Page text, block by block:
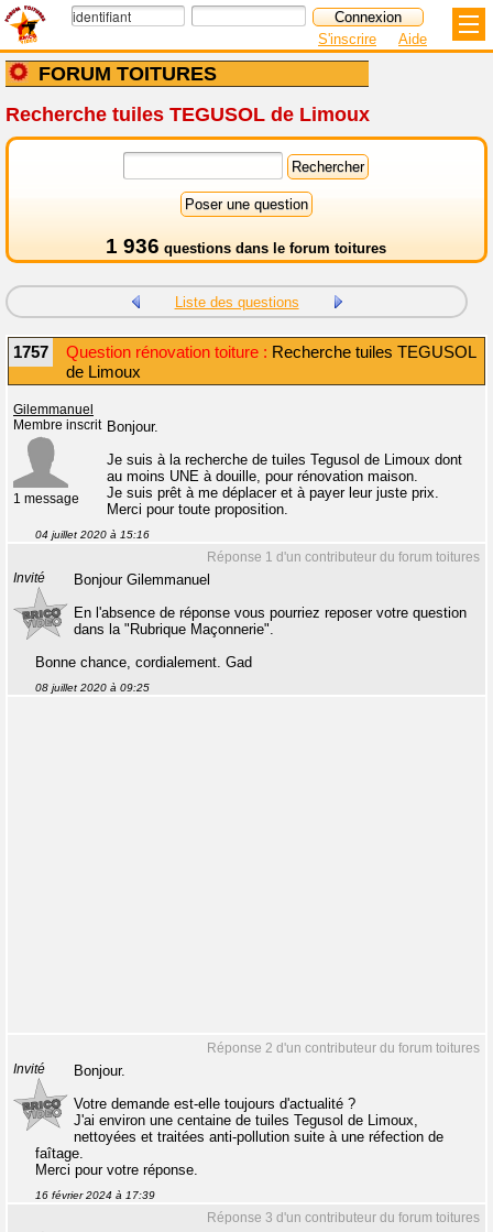
FORUM TOITURES
S'inscrire Aide
Recherche tuiles TEGUSOL de Limoux
1 936 questions dans le forum toitures
Liste des questions
1757 Question rénovation toiture : Recherche tuiles TEGUSOL
de Limoux
Gilemmanuel
Membre inscrit
1 message
Bonjour.
Je suis à la recherche de tuiles Tegusol de Limoux dont
au moins UNE à douille, pour rénovation maison.
Je suis prêt à me déplacer et à payer leur juste prix.
Merci pour toute proposition.
04 juillet 2020 à 15:16
Réponse 1 d'un contributeur du forum toitures
Invité
Bonjour Gilemmanuel
En l'absence de réponse vous pourriez reposer votre question
dans la "Rubrique Maçonnerie".
Bonne chance, cordialement. Gad
08 juillet 2020 à 09:25
Réponse 2 d'un contributeur du forum toitures
Invité
Bonjour.
Votre demande est-elle toujours d'actualité ?
J'ai environ une centaine de tuiles Tegusol de Limoux,
nettoyées et traitées anti-pollution suite à une réfection de
faîtage.
Merci pour votre réponse.
16 février 2024 à 17:39
Réponse 3 d'un contributeur du forum toitures